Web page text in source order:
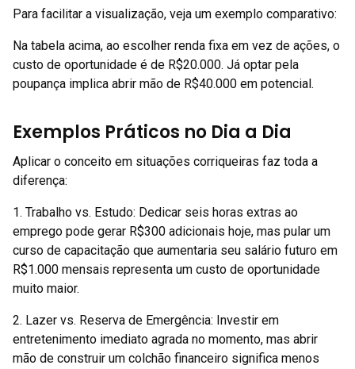
Para facilitar a visualização, veja um exemplo comparativo:
Na tabela acima, ao escolher renda fixa em vez de ações, o
custo de oportunidade é de R$20.000. Já optar pela
poupança implica abrir mão de R$40.000 em potencial.
Exemplos Práticos no Dia a Dia
Aplicar o conceito em situações corriqueiras faz toda a
diferença:
1. Trabalho vs. Estudo: Dedicar seis horas extras ao
emprego pode gerar R$300 adicionais hoje, mas pular um
curso de capacitação que aumentaria seu salário futuro em
R$1.000 mensais representa um custo de oportunidade
muito maior.
2. Lazer vs. Reserva de Emergência: Investir em
entretenimento imediato agrada no momento, mas abrir
mão de construir um colchão financeiro significa menos